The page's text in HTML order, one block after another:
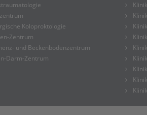
Koloproktologie
Zentrum
und Beckenbodenzentrum
Darm-Zentrum